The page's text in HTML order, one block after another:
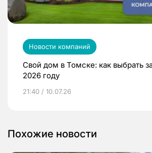
Новости компаний
Свой дом в Томске: как выбрать
2026 году
21:40 / 10.07.26
Похожие новости